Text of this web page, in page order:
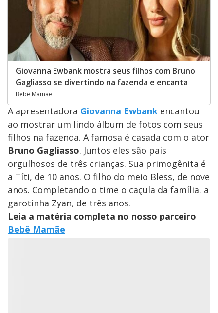
Giovanna Ewbank mostra seus filhos com Bruno
Gagliasso se divertindo na fazenda e encanta
Bebê Mamãe
A apresentadora Giovanna Ewbank encantou
ao mostrar um lindo álbum de fotos com seus
filhos na fazenda. A famosa é casada com o ator
Bruno Gagliasso. Juntos eles são pais
orgulhosos de três crianças. Sua primogênita é
a Títi, de 10 anos. O filho do meio Bless, de nove
anos. Completando o time o caçula da família, a
garotinha Zyan, de três anos.
Leia a matéria completa no nosso parceiro
Bebê Mamãe